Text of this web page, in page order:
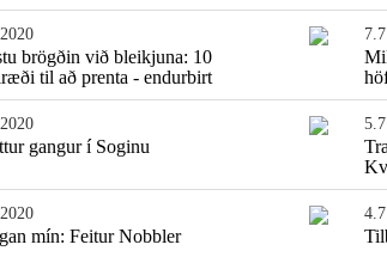
brögðin við bleikjuna: 10
til að prenta - endurbirt
gangur í Soginu
mín: Feitur Nobbler